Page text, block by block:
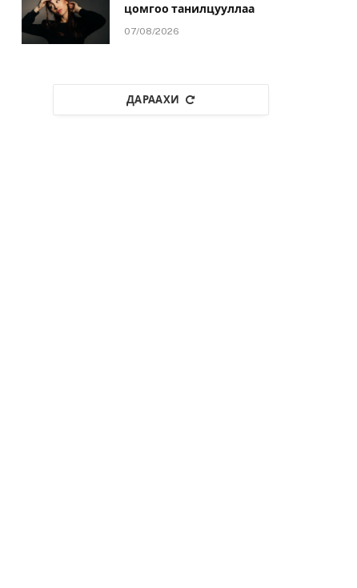
цомгоо танилцууллаа
07/08/2026
ДАРААХИ